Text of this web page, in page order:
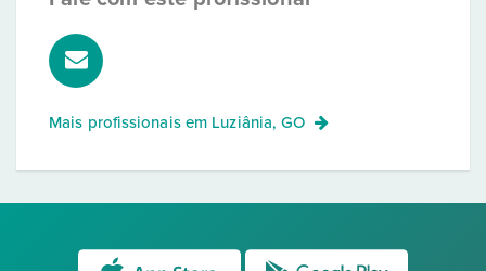
Mais profissionais em Luziânia, GO